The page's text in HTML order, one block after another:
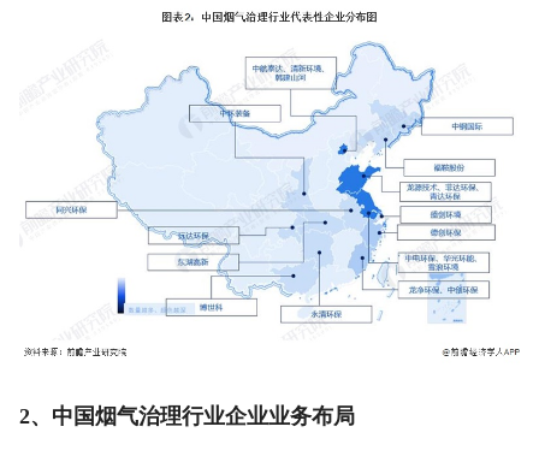
2、中国烟气治理行业企业业务布局